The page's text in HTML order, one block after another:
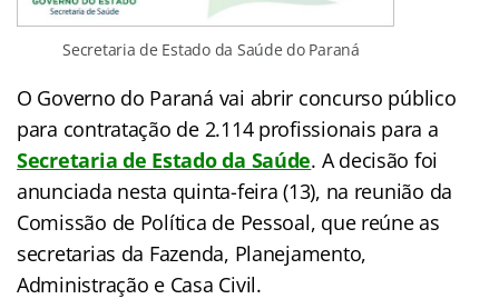
Secretaria de Estado da Saúde do Paraná
O Governo do Paraná vai abrir concurso público
para contratação de 2.114 profissionais para a
Secretaria de Estado da Saúde. A decisão foi
anunciada nesta quinta-feira (13), na reunião da
Comissão de Política de Pessoal, que reúne as
secretarias da Fazenda, Planejamento,
Administração e Casa Civil.